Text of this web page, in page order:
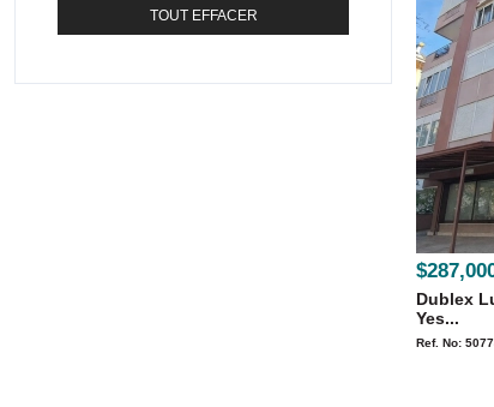
TOUT EFFACER
Dublex
Yes...
Ref. No: